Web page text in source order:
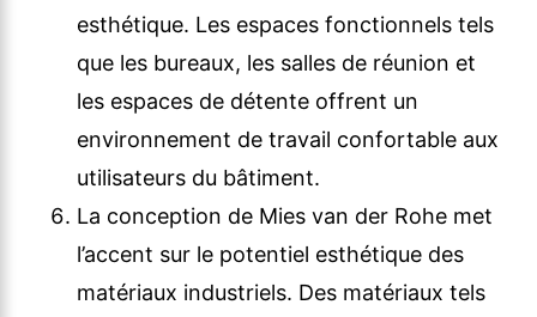
esthétique. Les espaces fonctionnels tels
que les bureaux, les salles de réunion et
les espaces de détente offrent un
environnement de travail confortable aux
utilisateurs du bâtiment.
La conception de Mies van der Rohe met
l’accent sur le potentiel esthétique des
matériaux industriels. Des matériaux tels